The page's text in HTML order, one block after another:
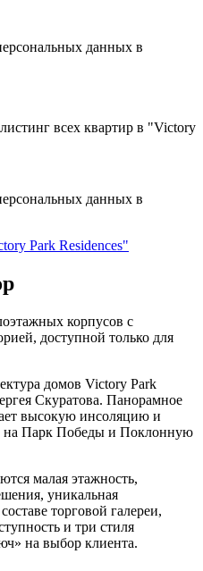
данных в
всех квартир в "Victory
данных в
Park Residences"
корпусов с
доступной только для
домов Victory Park
Скуратова. Панорамное
высокую инсоляцию и
на Парк Победы и Поклонную
малая этажность,
уникальная
торговой галереи,
и три стиля
на выбор клиента.